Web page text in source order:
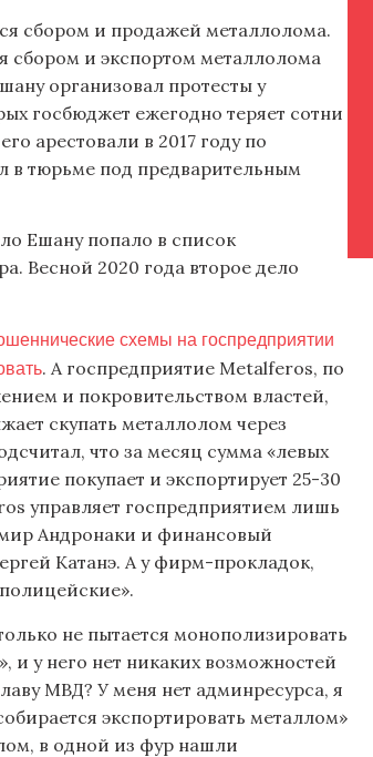
сбором и продажей металлолома.
сбором и экспортом металлолома
организовал протесты у
госбюджет ежегодно теряет сотни
арестовали в 2017 году по
в тюрьме под предварительным
Ешану попало в список
Весной 2020 года второе дело
схемы на госпредприятии
. А госпредприятие Metalferos, по
и покровительством властей,
скупать металлолом через
что за месяц сумма «левых
покупает и экспортирует 25-30
управляет госпредприятием лишь
Андронаки и финансовый
Катанэ. А у фирм-прокладок,
не пытается монополизировать
и у него нет никаких возможностей
МВД? У меня нет админресурса, я
экспортировать металлом»
в одной из фур нашли